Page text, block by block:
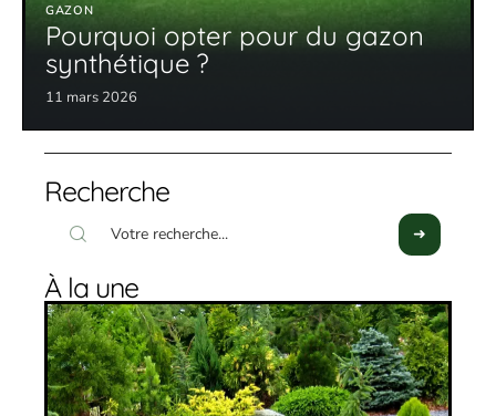
GAZON
Pourquoi opter pour du gazon
synthétique ?
11 mars 2026
Recherche
À la une